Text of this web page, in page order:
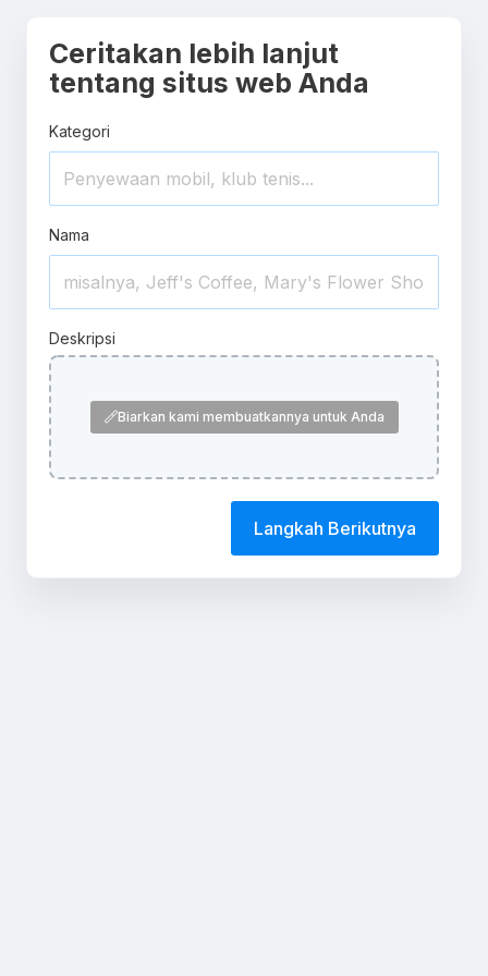
Ceritakan lebih lanjut
tentang situs web Anda
Kategori
Nama
Deskripsi
Biarkan kami membuatkannya untuk Anda
Langkah Berikutnya